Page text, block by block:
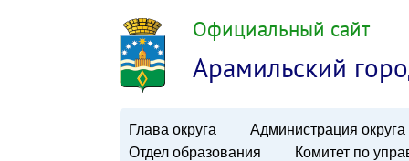
Официальный сайт
Арамильский
Глава округа
Администрация округа
Отдел образования
Комитет по